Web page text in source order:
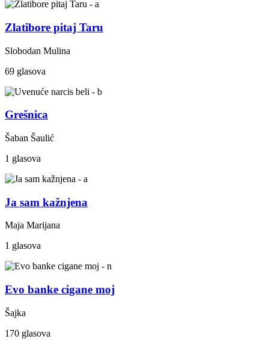
Zlatibore pitaj Taru
Slobodan Mulina
69 glasova
Grešnica
Šaban Šaulić
1 glasova
Ja sam kažnjena
Maja Marijana
1 glasova
Evo banke cigane moj
Šajka
170 glasova